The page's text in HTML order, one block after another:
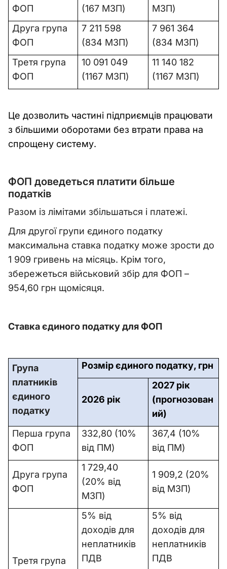
ФОП
(167 МЗП)
МЗП)
Друга група
ФОП
7 211 598
(834 МЗП)
7 961 364
(834 МЗП)
Третя група
ФОП
10 091 049
(1167 МЗП)
11 140 182
(1167 МЗП)
Це дозволить частині підприємців працювати
з більшими оборотами без втрати права на
спрощену систему.
ФОП доведеться платити більше
податків
Разом із лімітами збільшаться і платежі.
Для другої групи єдиного податку
максимальна ставка податку може зрости до
1 909 гривень на місяць. Крім того,
збережеться військовий збір для ФОП –
954,60 грн щомісяця.
Ставка єдиного податку для ФОП
Група
платників
єдиного
податку
Розмір єдиного податку, грн
2026 рік
2027 рік
(прогнозован
ий)
Перша група
ФОП
332,80 (10%
від ПМ)
367,4 (10%
від ПМ)
Друга група
ФОП
1 729,40
(20% від
МЗП)
1 909,2 (20%
від МЗП)
Третя група
5% від
доходів для
неплатників
ПДВ
5% від
доходів для
неплатників
ПДВ